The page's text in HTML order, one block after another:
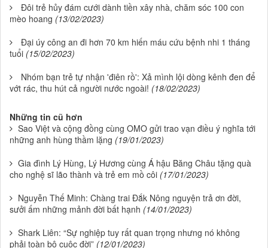
Đôi trẻ hủy đám cưới dành tiền xây nhà, chăm sóc 100 con
mèo hoang (13/02/2023)
Đại úy công an đi hơn 70 km hiến máu cứu bệnh nhi 1 tháng
tuổi (15/02/2023)
Nhóm bạn trẻ tự nhận 'điên rồ': Xả mình lội dòng kênh đen để
vớt rác, thu hút cả người nước ngoài! (18/02/2023)
Những tin cũ hơn
Sao Việt và cộng đồng cùng OMO gửi trao vạn điều ý nghĩa tới
những anh hùng thầm lặng (19/01/2023)
Gia đình Lý Hùng, Lý Hương cùng Á hậu Băng Châu tặng quà
cho nghệ sĩ lão thành và trẻ em mồ côi (17/01/2023)
Nguyễn Thế Minh: Chàng trai Đắk Nông nguyện trả ơn đời,
sưởi ấm những mảnh đời bất hạnh (14/01/2023)
Shark Liên: “Sự nghiệp tuy rất quan trọng nhưng nó không
phải toàn bộ cuộc đời” (12/01/2023)